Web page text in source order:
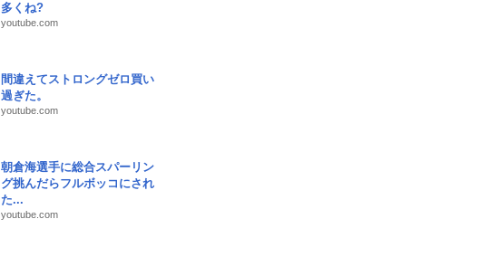
多くね?
youtube.com
間違えてストロングゼロ買い
過ぎた。
youtube.com
朝倉海選手に総合スパーリン
グ挑んだらフルボッコにされ
た...
youtube.com